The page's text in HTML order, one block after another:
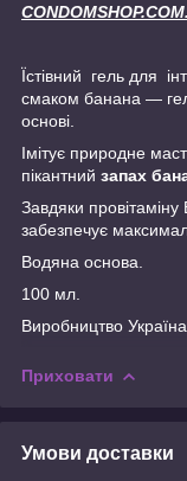
Їстівний гель для
смаком банана —
основі.
Імітує природне
пікантний запах
Завдяки
забезпечує
Водяна основа.
100 мл.
Виробництво Україна.
Приховати
Умови доставки